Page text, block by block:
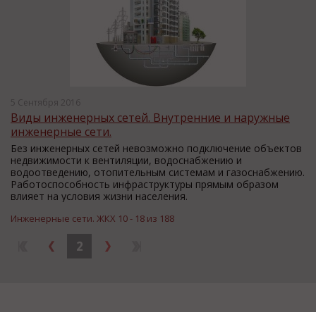
5 Сентября 2016
Виды инженерных сетей. Внутренние и наружные
инженерные сети.
Без инженерных сетей невозможно подключение объектов
недвижимости к вентиляции, водоснабжению и
водоотведению, отопительным системам и газоснабжению.
Работоспособность инфраструктуры прямым образом
влияет на условия жизни населения.
Инженерные сети. ЖКХ 10 - 18 из 188
2